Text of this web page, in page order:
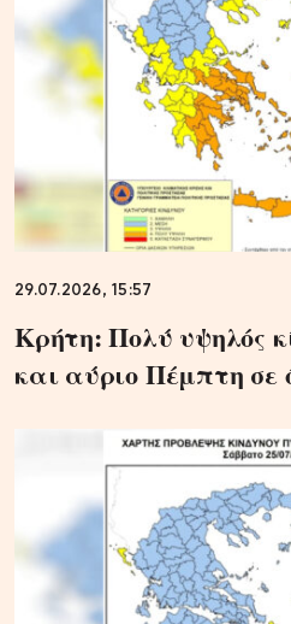
29.07.2026, 15:57
Κρήτη: Πολύ υψηλός
και αύριο Πέμπτη σε